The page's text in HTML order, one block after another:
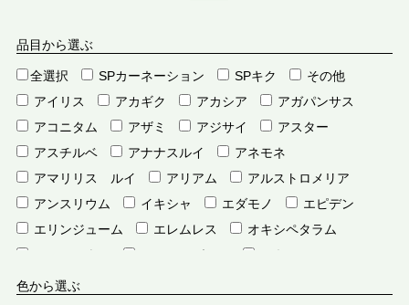
品目から選ぶ
全選択 SPカーネーション SPキク
その他
アイリス
アカギク アカシア
アガパンサス
アコニタム
アザミ アジサイ
アスター
アスチルベ
アナナスルイ
アネモネ
アマリリス ルイ
アリアム
アルストロメリア
アンスリウム
イキシャ エダモノ
エピデン
エリンジューム
エレムレス
オキシペタラム
オンシジウム
オーニソガラム
カキツ
カコウヒン. ソノタ
色から選ぶ